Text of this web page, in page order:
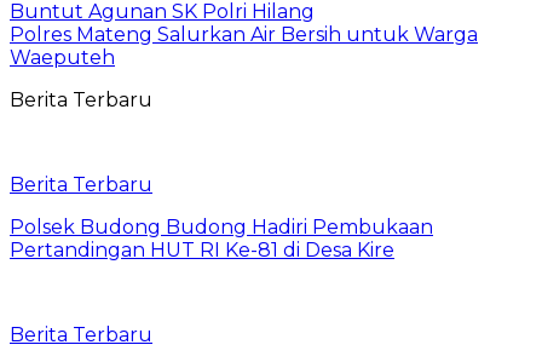
Buntut Agunan SK Polri Hilang
Polres Mateng Salurkan Air Bersih untuk Warga
Waeputeh
Berita Terbaru
Berita Terbaru
Polsek Budong Budong Hadiri Pembukaan
Pertandingan HUT RI Ke-81 di Desa Kire
Berita Terbaru